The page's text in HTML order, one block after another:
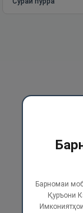
Барномаи
Қуръони